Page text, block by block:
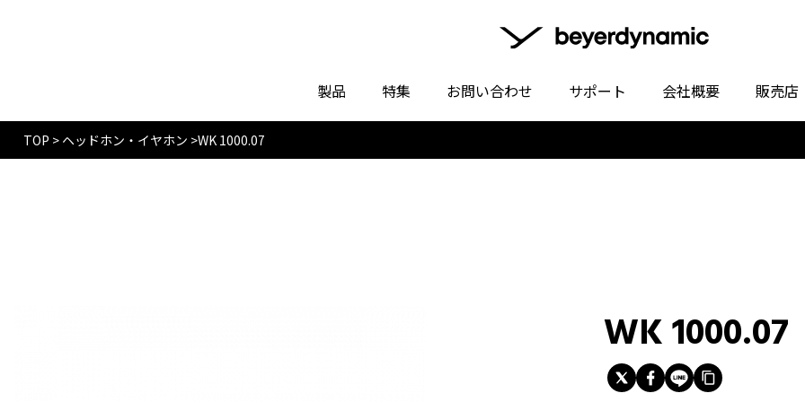
製品 特集 お問い合わせ サポート 会社概要 販売店
TOP > ヘッドホン・イヤホン >WK 1000.07
WK 1000.07